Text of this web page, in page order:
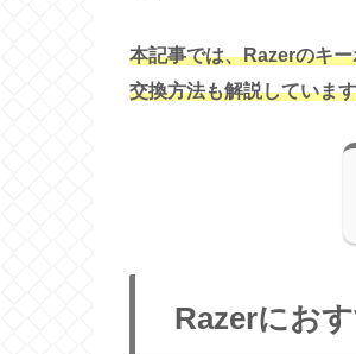
本記事では、Razerのキ
交換方法も解説していま
Razerにお